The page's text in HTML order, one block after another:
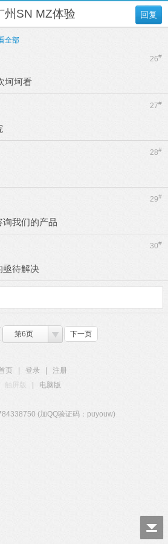
回复
州SN MZ体验
全部
26#
坷坷看
27#
28#
29#
我们的产品
30#
亟待解决
第6页 下一页
页 登录
注册
触屏版
电脑版
(加QQ验证码：puyouw)